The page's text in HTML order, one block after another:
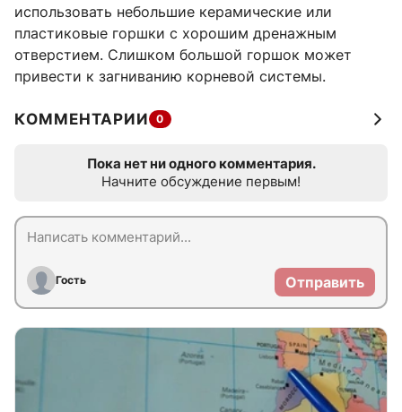
использовать небольшие керамические или
пластиковые горшки с хорошим дренажным
отверстием. Слишком большой горшок может
привести к загниванию корневой системы.
КОММЕНТАРИИ 0
Пока нет ни одного комментария.
Начните обсуждение первым!
Гость Отправить